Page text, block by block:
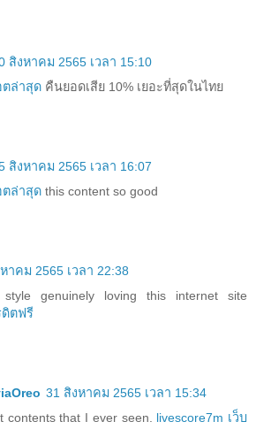
สิงหาคม 2565 เวลา 15:10
ตล่าสุด คืนยอดเสีย 10% เยอะที่สุดในไทย
สิงหาคม 2565 เวลา 16:07
ตล่าสุด this content so good
าคม 2565 เวลา 22:38
genuinely loving this internet site
ดิตฟรี
31 สิงหาคม 2565 เวลา 15:34
contents that I ever seen. livescore7m เว็บ